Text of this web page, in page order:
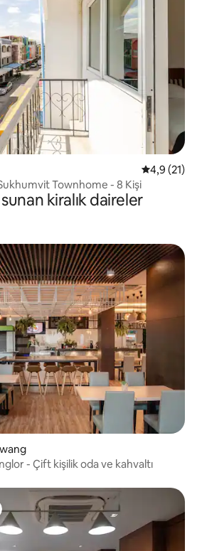
54,9 (21)
Townhome - 8 Kişi
kiralık daireler
- Çift kişilik oda ve kahvaltı